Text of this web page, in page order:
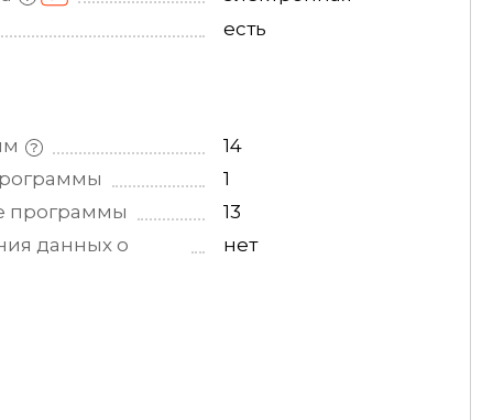
есть
14
1
программы
13
данных о
нет